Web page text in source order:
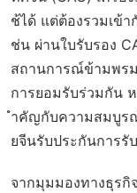
ช้ได้ แต่ต้องรวมเข้
ช่น ผ่านใบรับรอง
สถานการณ์ข้ามพร
การยอมรับร่วมกัน
ำคัญกับความสมบูร
ยจีนรับประกันการรั
จากมุมมองทางธุร